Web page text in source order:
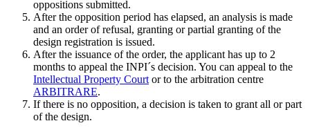
oppositions submitted.
After the opposition period has elapsed, an analysis is made
and an order of refusal, granting or partial granting of the
design registration is issued.
After the issuance of the order, the applicant has up to 2
months to appeal the INPI´s decision. You can appeal to the
Intellectual Property Court or to the arbitration centre
ARBITRARE.
If there is no opposition, a decision is taken to grant all or part
of the design.